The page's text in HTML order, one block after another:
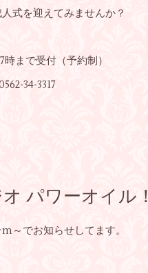
式を迎えてみませんか？
まで受付（予約制）
34-3317
パワーオイル！
～でお知らせしてます。